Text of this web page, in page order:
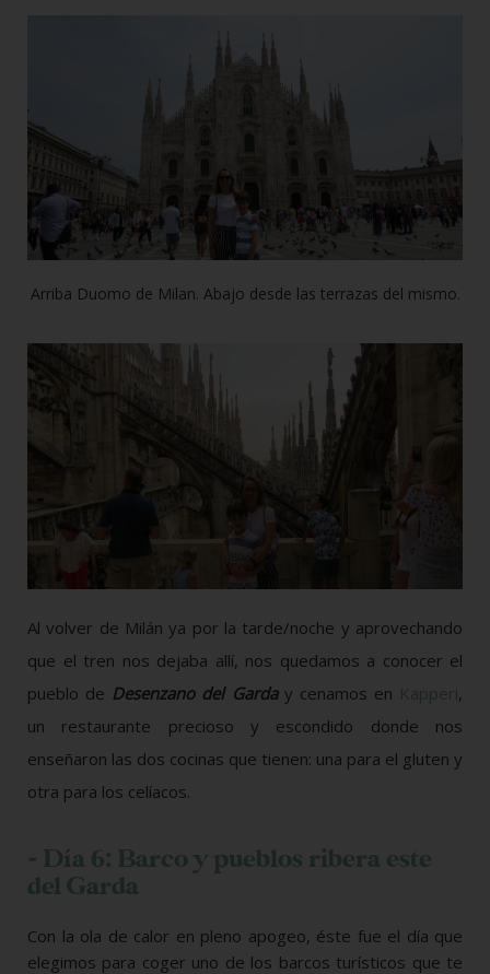
Arriba Duomo de Milan. Abajo desde las terrazas del mismo.
Al volver de Milán ya por la tarde/noche y aprovechando
que el tren nos dejaba allí, nos quedamos a conocer el
pueblo de Desenzano del Garday cenamos en Kapperi,
un restaurante precioso y escondido donde nos
enseñaron las dos cocinas que tienen: una para el gluten y
otra para los celíacos.
- Día 6: Barco y pueblos ribera este
del Garda
Con la ola de calor en pleno apogeo, éste fue el día que
elegimos para coger uno de los barcos turísticos que te